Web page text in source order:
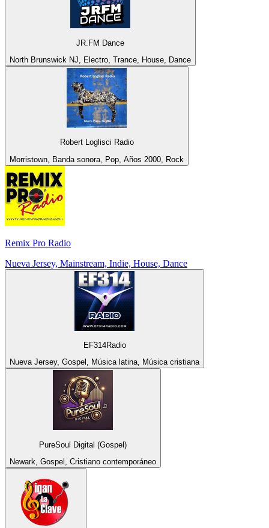
JR.FM Dance
North Brunswick NJ, Electro, Trance, House, Dance
Robert Loglisci Radio
Morristown, Banda sonora, Pop, Años 2000, Rock
Remix Pro Radio
Nueva Jersey, Mainstream, Indie, House, Dance
EF314Radio
Nueva Jersey, Gospel, Música latina, Música cristiana
PureSoul Digital (Gospel)
Newark, Gospel, Cristiano contemporáneo